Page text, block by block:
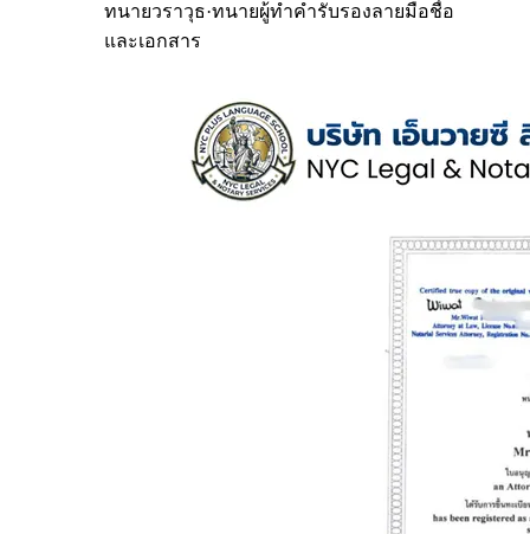
ทนายวราวุธ·ทนายผู้ทำคำรับรองลายมือชื่อ
และเอกสาร